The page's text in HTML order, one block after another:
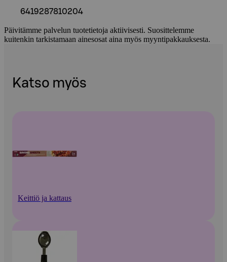
6419287810204
Päivitämme palvelun tuotetietoja aktiivisesti. Suosittelemme
kuitenkin tarkistamaan ainesosat aina myös myyntipakkauksesta.
Katso myös
Keittiö ja kattaus